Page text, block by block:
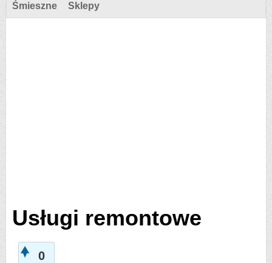
Śmieszne Sklepy
Usługi remontowe
0